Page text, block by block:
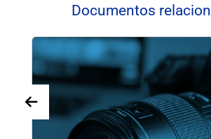
Documentos